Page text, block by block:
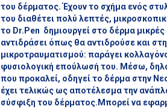
του δέρματος. Έχουν το σχήμα ενός
του διαθέτει πολύ λεπτές,
το Dr.Pen δημιουργεί στο δέρμα
αντιδράσει όπως θα αντιδρούσε και
μικροτραυματισμού: παράγει
φυσιολογική επούλωσή του. Μέσω,
που προκαλεί, οδηγεί το δέρμα στην
έχει τελικώς ως αποτέλεσμα την
σύσφιξη του δέρματος.Μπορεί να